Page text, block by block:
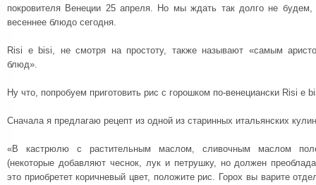
покровителя Венеции 25 апреля. Но мы ждать так долго не будем,
весеннее блюдо сегодня.
Risi e bisi, не смотря на простоту, также называют «самым
блюд».
Ну что, попробуем приготовить рис с горошком по-венециански Risi e
Сначала я предлагаю рецепт из одной из старинных итальянских
«В кастрюлю с растительным маслом, сливочным маслом
(некоторые добавляют чеснок, лук и петрушку, но должен
это приобретет коричневый цвет, положите рис. Горох вы варите